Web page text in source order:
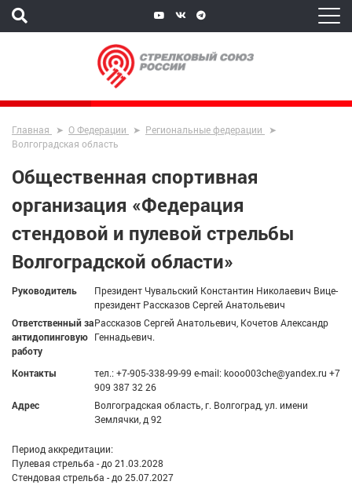
Главная О Федерации
Региональные федерации
Волгоградская область
Общественная спортивная
организация «Федерация
стендовой и пулевой стрельбы
Волгоградской области»
Руководитель
Президент Чувальский Константин Николаевич Вице-
президент Рассказов Сергей Анатольевич
Ответственный за
антидопинговую
работу
Рассказов Сергей Анатольевич, Кочетов Александр
Геннадьевич.
Контакты
тел.: +7-905-338-99-99 e-mail: kooo003che@yandex.ru +7
909 387 32 26
Адрес
Волгоградская область, г. Волгоград, ул. имени
Землячки, д 92
Период аккредитации:
Пулевая стрельба - до 21.03.2028
Стендовая стрельба - до 25.07.2027